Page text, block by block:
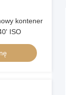
kontener
ISO